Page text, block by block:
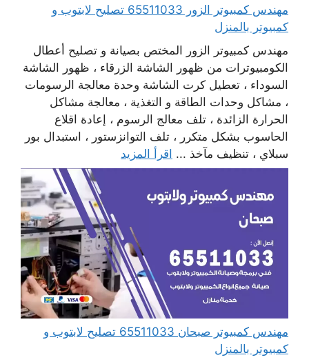
مهندس كمبيوتر الزور 65511033 تصليح لابتوب و
كمبيوتر بالمنزل
مهندس كمبيوتر الزور المختص بصيانة و تصليح أعطال
الكومبيوترات من ظهور الشاشة الزرقاء ، ظهور الشاشة
السوداء ، تعطيل كرت الشاشة وحدة معالجة الرسومات
، مشاكل وحدات الطاقة و التغذية ، معالجة مشاكل
الحرارة الزائدة ، تلف معالج الرسوم ، إعادة اقلاع
الحاسوب بشكل متكرر ، تلف التوانزستور ، استبدال بور
سبلاي ، تنظيف مآخذ ... اقرأ المزيد
مهندس كمبيوتر صبحان 65511033 تصليح لابتوب و
كمبيوتر بالمنزل